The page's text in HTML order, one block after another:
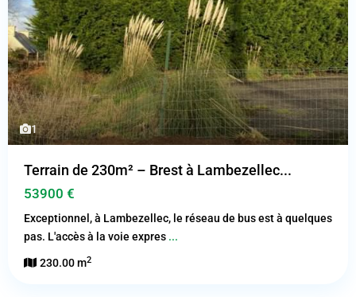
1
Terrain de 230m² – Brest à Lambezellec...
53900 €
Exceptionnel, à Lambezellec, le réseau de bus est à quelques
pas. L'accès à la voie expres ...
230.00 m2